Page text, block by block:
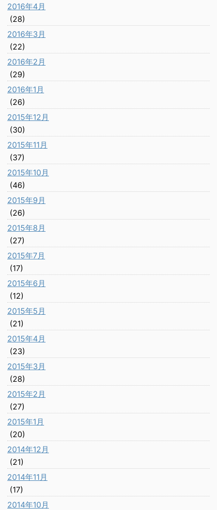
2016年4月
(28)
2016年3月
(22)
2016年2月
(29)
2016年1月
(26)
2015年12月
(30)
2015年11月
(37)
2015年10月
(46)
2015年9月
(26)
2015年8月
(27)
2015年7月
(17)
2015年6月
(12)
2015年5月
(21)
2015年4月
(23)
2015年3月
(28)
2015年2月
(27)
2015年1月
(20)
2014年12月
(21)
2014年11月
(17)
2014年10月